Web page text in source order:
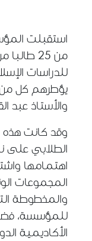
استقبلت
من 25 طالبا
للدراسات
يؤطرهم كل من
والأستاذ عبد
وقد كانت هذه
الطلابي على
اهتمامها
المجموعات
والمخطوطة
للمؤسسة،
الأكاديمية